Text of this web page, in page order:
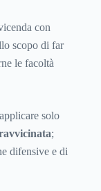
con
scopo di far
le facoltà
solo
;
difensive e di